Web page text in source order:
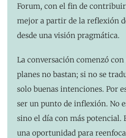
Forum, con el fin de
mejor a partir de la reflexión
desde una visión pragmática.
La conversación comenzó
planes no bastan; si no se
solo buenas intenciones. Por
ser un punto de inflexión. No
sino el día con más potencial.
una oportunidad para